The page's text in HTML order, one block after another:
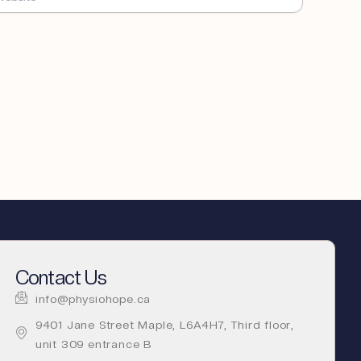
Contact Us
info@physiohope.ca
9401 Jane Street Maple, L6A4H7, Third floor,
unit 309 entrance B